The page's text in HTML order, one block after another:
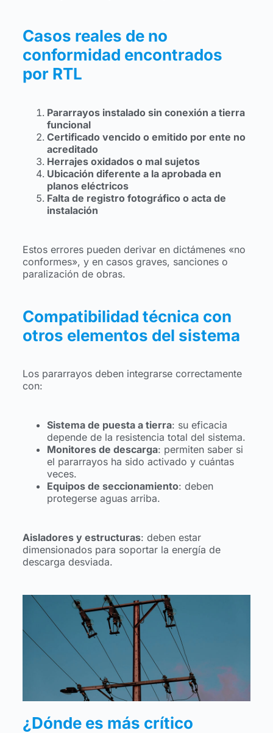
Casos reales de no
conformidad encontrados
por RTL
Pararrayos instalado sin conexión a tierra
funcional
Certificado vencido o emitido por ente no
acreditado
Herrajes oxidados o mal sujetos
Ubicación diferente a la aprobada en
planos eléctricos
Falta de registro fotográfico o acta de
instalación
Estos errores pueden derivar en dictámenes «no
conformes», y en casos graves, sanciones o
paralización de obras.
Compatibilidad técnica con
otros elementos del sistema
Los pararrayos deben integrarse correctamente
con:
Sistema de puesta a tierra: su eficacia
depende de la resistencia total del sistema.
Monitores de descarga: permiten saber si
el pararrayos ha sido activado y cuántas
veces.
Equipos de seccionamiento: deben
protegerse aguas arriba.
Aisladores y estructuras: deben estar
dimensionados para soportar la energía de
descarga desviada.
¿Dónde es más crítico